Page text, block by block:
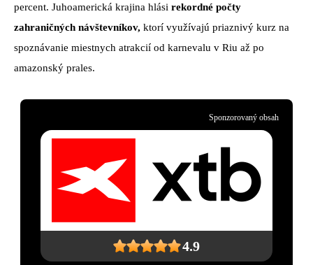
percent. Juhoamerická krajina hlási rekordné počty
zahraničných návštevníkov, ktorí využívajú priaznivý kurz na
spoznávanie miestnych atrakcií od karnevalu v Riu až po
amazonský prales.
4.9
Sponzorovaný obsah